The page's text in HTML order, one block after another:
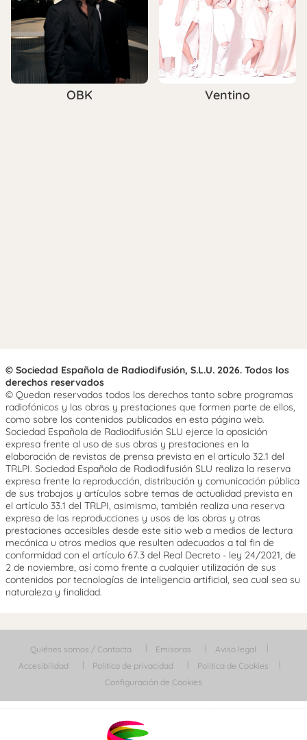
OBK Ventino
© Sociedad Española de Radiodifusión, S.L.U. 2026. Todos los
derechos reservados
© Quedan reservados todos los derechos tanto sobre programas
radiofónicos y las obras y prestaciones que formen parte de ellos,
como sobre los contenidos publicados en esta página web.
Sociedad Española de Radiodifusión SLU ejerce la oposición
expresa frente al uso de sus obras y prestaciones en la
elaboración de revistas de prensa prevista en el artículo 32.1 del
TRLPI. Sociedad Española de Radiodifusión SLU realiza la reserva
expresa frente la reproducción, distribución y comunicación pública
de sus trabajos y artículos sobre temas de actualidad prevista en
el artículo 33.1 del TRLPI, asimismo, también realiza una reserva
expresa de las reproducciones y usos de las obras y otras
prestaciones accesibles desde este sitio web a medios de lectura
mecánica u otros medios que resulten adecuados a tal fin de
conformidad con el artículo 67.3 del Real Decreto - ley 24/2021, de
2 de noviembre, así como frente a cualquier utilización de sus
contenidos por tecnologías de inteligencia artificial, sea cual sea su
naturaleza y finalidad.
Quiénes somos / Contacta Emisoras
Aviso legal
Accesibilidad
Política de privacidad
Política de Cookies
Configuración de Cookies